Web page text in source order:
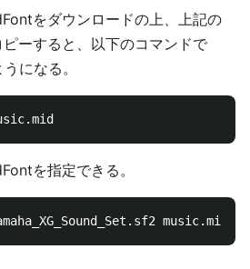
をダウンロードの上、上記の
ーすると、以下のコマンドで
になる。
を指定できる。